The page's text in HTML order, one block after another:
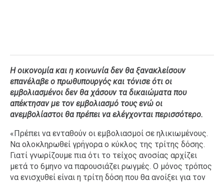
Η οικονομία και η κοινωνία δεν θα ξανακλείσουν
επανέλαβε ο πρωθυπουργός και τόνισε ότι οι
εμβολιασμένοι δεν θα χάσουν τα δικαιώματα που
απέκτησαν με τον εμβολιασμό τους ενώ οι
ανεμβολίαστοι θα πρέπει να ελέγχονται περισσότερο.
«Πρέπει να ενταθούν οι εμβολιασμοί σε ηλικιωμένους.
Να ολοκληρωθεί γρήγορα ο κύκλος της τρίτης δόσης.
Γιατί γνωρίζουμε πια ότι το τείχος ανοσίας αρχίζει
μετά το 6μηνο να παρουσιάζει ρωγμές. Ο μόνος τρόπος
να ενισχυθεί είναι η τρίτη δόση που θα ανοίξει για τον